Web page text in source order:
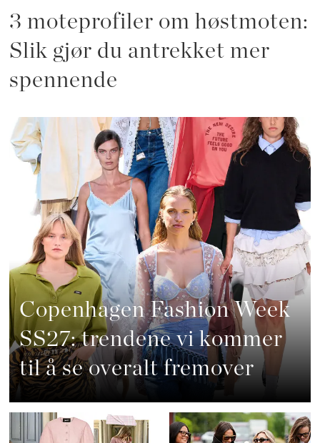
3 moteprofiler om høstmoten:
Slik gjør du antrekket mer
spennende
Copenhagen Fashion Week
SS27: trendene vi kommer
til å se overalt fremover